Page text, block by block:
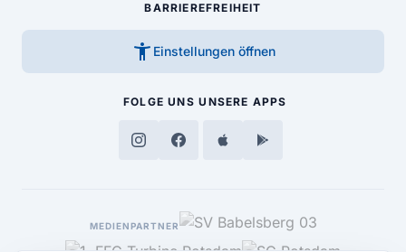
BARRIEREFREIHEIT
accessibility_new Einstellungen öffnen
FOLGE UNS UNSERE APPS
MEDIENPARTNER